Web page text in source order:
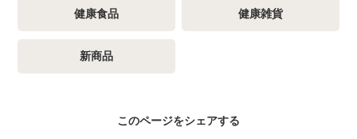
健康食品 健康雑貨
新商品
このページをシェアする